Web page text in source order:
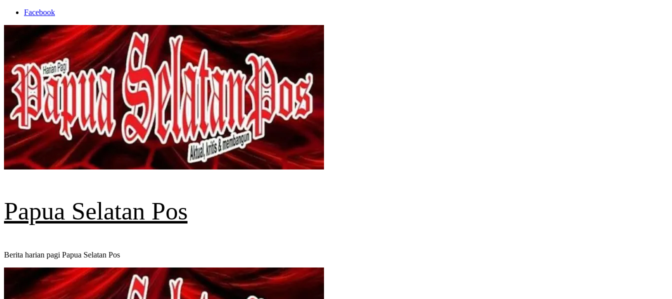
Skip
content
Facebook
Papua Selatan Pos
Berita harian pagi Papua Selatan Pos
Primary